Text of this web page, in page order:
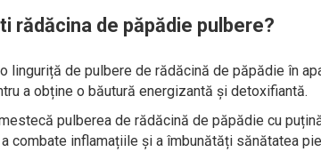
rădăcina de păpădie pulbere?
linguriță de pulbere de rădăcină de păpădie în
a obține o băutură energizantă și detoxifiantă.
pulberea de rădăcină de păpădie cu
combate inflamațiile și a îmbunătăți sănătatea